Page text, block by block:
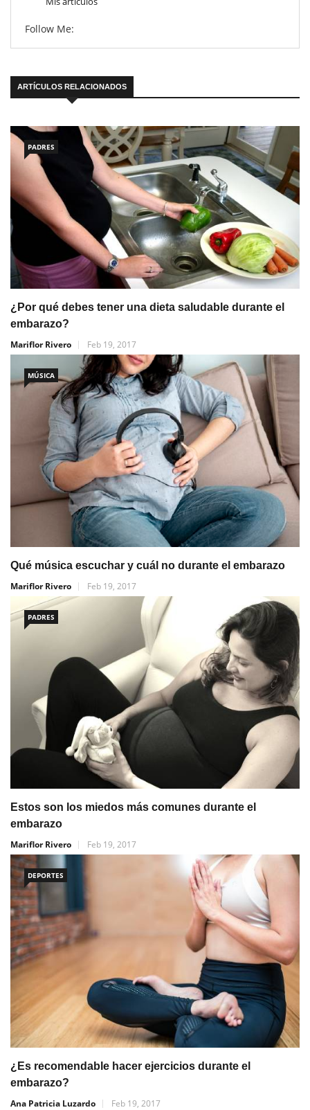
Follow Me:
ARTÍCULOS RELACIONADOS
PADRES
¿Por qué debes tener una dieta saludable durante el
embarazo?
Mariflor Rivero
Feb 19, 2017
MÚSICA
Qué música escuchar y cuál no durante el embarazo
Mariflor Rivero
Feb 19, 2017
PADRES
Estos son los miedos más comunes durante el
embarazo
Mariflor Rivero
Feb 19, 2017
DEPORTES
¿Es recomendable hacer ejercicios durante el
embarazo?
Ana Patricia Luzardo
Feb 19, 2017